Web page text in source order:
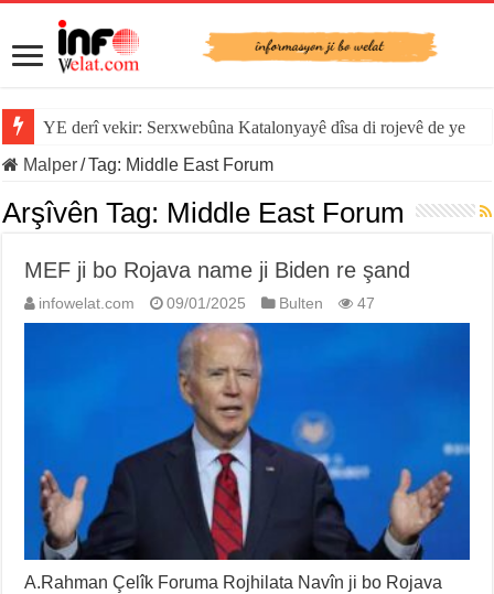
YE derî vekir: Serxwebûna Katalonyayê dîsa di rojevê de ye
Malper/Tag: Middle East Forum
Arşîvên Tag: Middle East Forum
MEF ji bo Rojava name ji Biden re şand
infowelat.com 09/01/2025 Bulten 47
A.Rahman Çelîk Foruma Rojhilata Navîn ji bo Rojava